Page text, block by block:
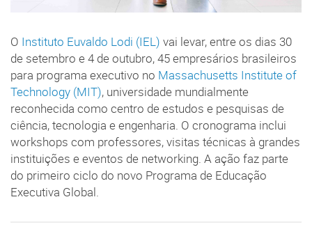
O Instituto Euvaldo Lodi (IEL) vai levar, entre os dias 30
de setembro e 4 de outubro, 45 empresários brasileiros
para programa executivo no Massachusetts Institute of
Technology (MIT), universidade mundialmente
reconhecida como centro de estudos e pesquisas de
ciência, tecnologia e engenharia. O cronograma inclui
workshops com professores, visitas técnicas à grandes
instituições e eventos de networking. A ação faz parte
do primeiro ciclo do novo Programa de Educação
Executiva Global.